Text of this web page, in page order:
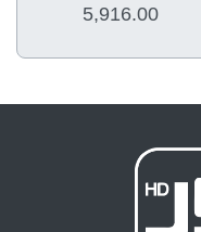
5,916.00